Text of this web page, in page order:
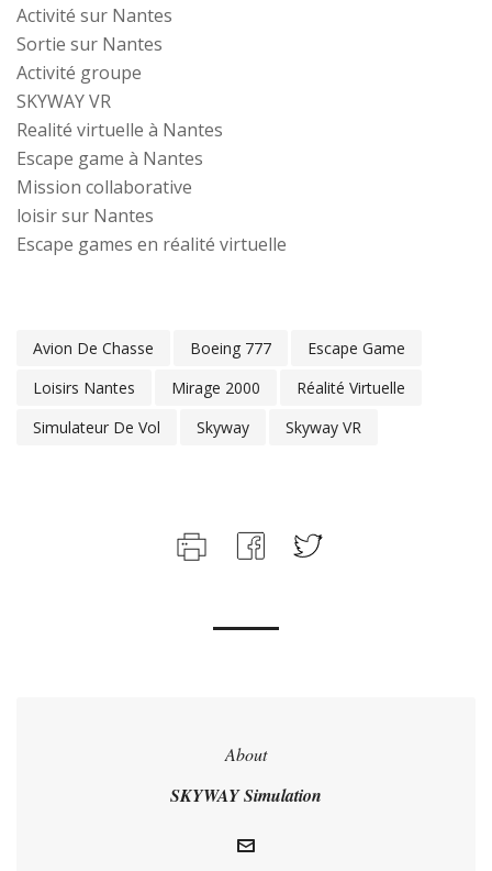
Activité sur Nantes
Sortie sur Nantes
Activité groupe
SKYWAY VR
Realité virtuelle à Nantes
Escape game à Nantes
Mission collaborative
loisir sur Nantes
Escape games en réalité virtuelle
Avion De Chasse Boeing 777
Escape Game
Loisirs Nantes
Mirage 2000
Réalité Virtuelle
Simulateur De Vol
Skyway Skyway VR
About
SKYWAY Simulation